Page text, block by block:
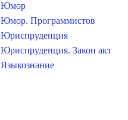
Юмор
Юмор. Программистов
Юриспруденция
Юриспруденция. Закон акт
Языкознание